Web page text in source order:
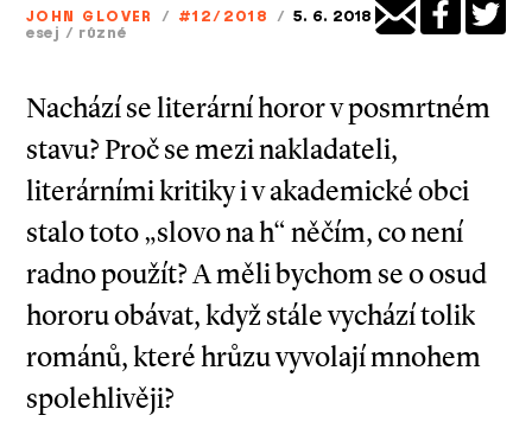
JOHN GLOVER / #12/2018 / 5. 6. 2018
esej / různé
Nachází se literární horor v posmrtném
stavu? Proč se mezi nakladateli,
literárními kritiky i v akademické obci
stalo toto „slovo na h“ něčím, co není
radno použít? A měli bychom se o osud
hororu obávat, když stále vychází tolik
románů, které hrůzu vyvolají mnohem
spolehlivěji?